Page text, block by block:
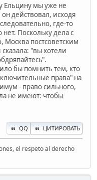
Ельцину мы уже не
действовал, исходя
где-то
Поскольку дела с
постсоветским
"вы хотели
бы помнить тем, кто
права" на
- право сильного,
не имеют: чтобы
QQ ЦИТИРОВАТЬ
el respeto al derecho